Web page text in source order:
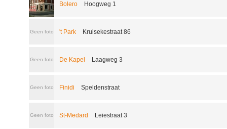
Bolero Hoogweg 1
Geen foto 't Park Kruisekestraat 86
Geen foto De Kapel Laagweg 3
Geen foto Finidi Speldenstraat
Geen foto St-Medard Leiestraat 3